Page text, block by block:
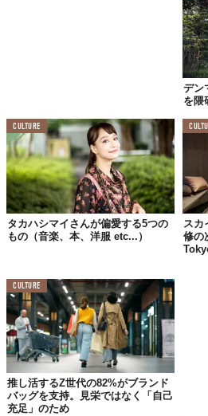
デン
を隈
CULTURE
タカハシマイさんが偏愛する5つの
もの（音楽、本、洋服 etc...）
スカ
修の
CULTURE
推し活するZ世代の82%がブランド
バッグを支持。見栄ではなく「自己
充足」のため